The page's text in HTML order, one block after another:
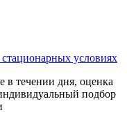
условиях
в течении дня, оценка
подбор